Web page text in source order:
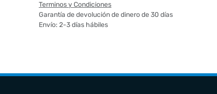
Terminos y Condiciones
Garantía de devolución de dinero de 30 días
Envío: 2-3 días hábiles